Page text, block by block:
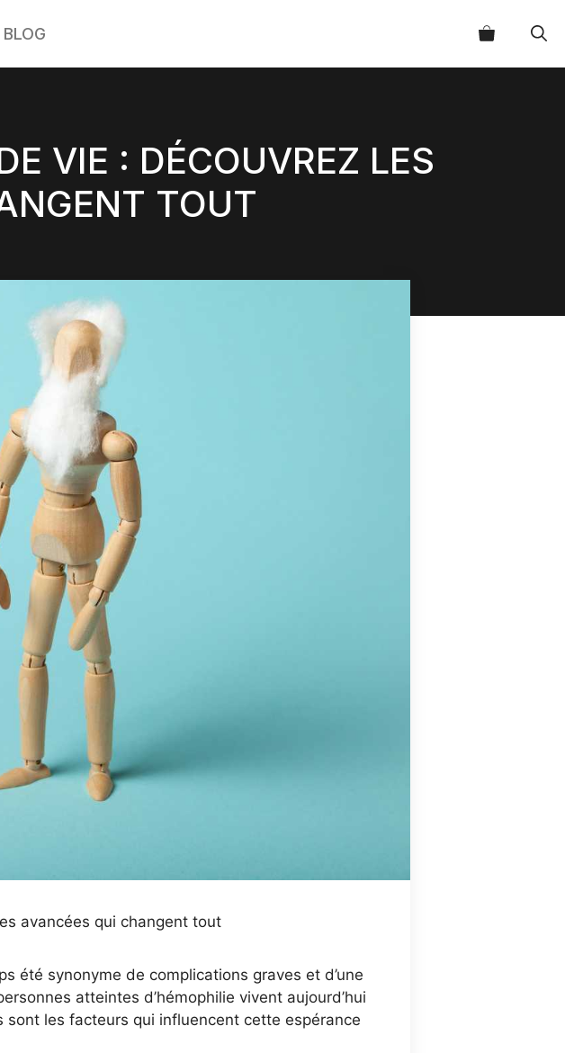
BLOG
VIE : DÉCOUVREZ LES
TOUT
avancées qui changent tout
été synonyme de complications graves et d’une
atteintes d’hémophilie vivent aujourd’hui
les facteurs qui influencent cette espérance